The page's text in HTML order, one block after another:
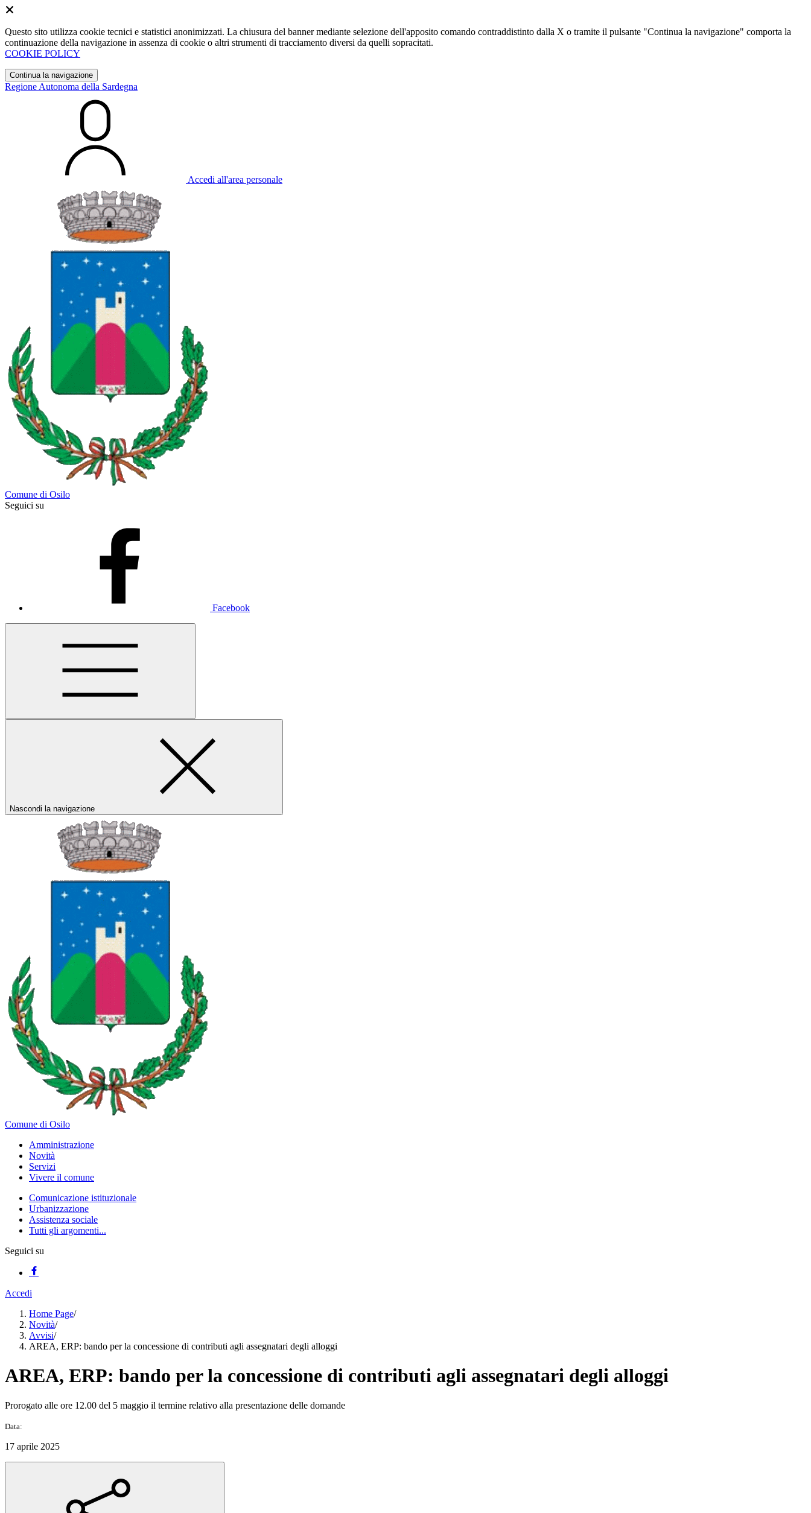
Questo sito utilizza cookie tecnici e statistici anonimizzati. La chiusura del banner mediante selezione dell'apposito comando contraddistinto dalla X o tramite il pulsante "Continua la navigazione" comporta la
continuazione della navigazione in assenza di cookie o altri strumenti di tracciamento diversi da quelli sopracitati.
COOKIE POLICY
Continua la navigazione
Regione Autonoma della Sardegna
Accedi all'area personale
Comune di Osilo
Seguici su
Facebook
Nascondi la navigazione
Comune di Osilo
Amministrazione
Novità
Servizi
Vivere il comune
Comunicazione istituzionale
Urbanizzazione
Assistenza sociale
Tutti gli argomenti...
Seguici su
Accedi
Home Page/
Novità/
Avvisi/
AREA, ERP: bando per la concessione di contributi agli assegnatari degli alloggi
AREA, ERP: bando per la concessione di contributi agli assegnatari degli alloggi
Prorogato alle ore 12.00 del 5 maggio il termine relativo alla presentazione delle domande
Data:
17 aprile 2025